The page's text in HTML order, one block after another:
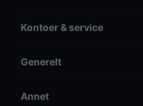
Kontoer & service
Generelt
Annet